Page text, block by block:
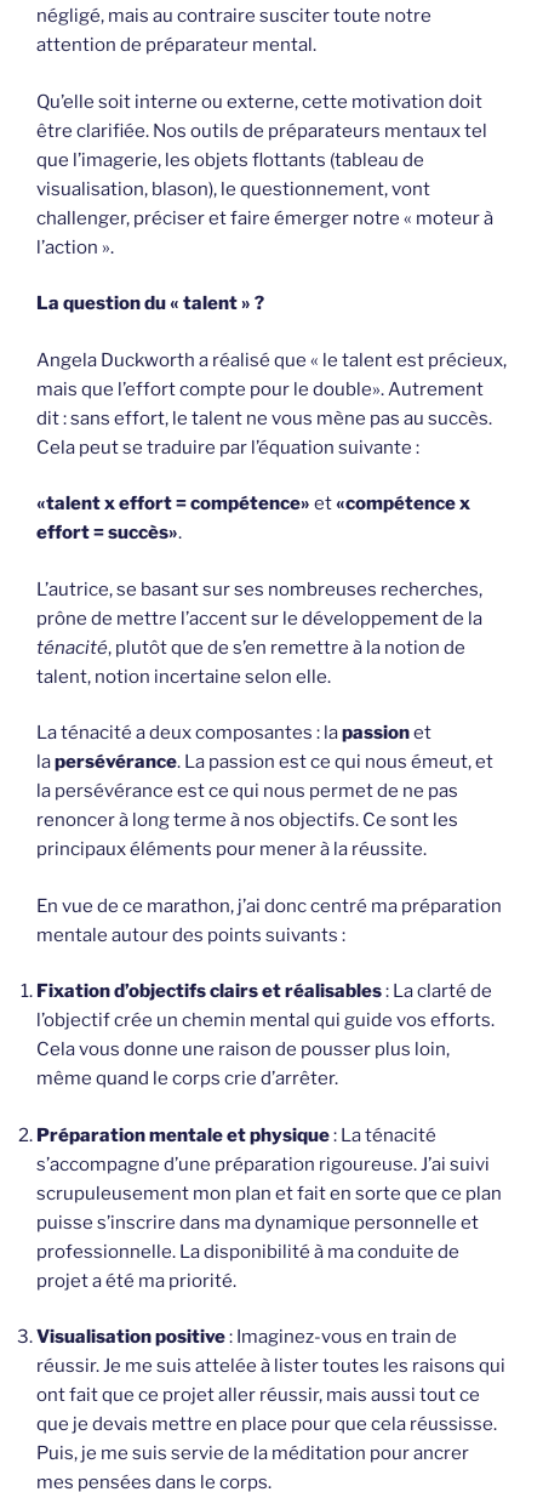
négligé, mais au contraire susciter toute notre
attention de préparateur mental.
Qu’elle soit interne ou externe, cette motivation doit
être clarifiée. Nos outils de préparateurs mentaux tel
que l’imagerie, les objets flottants (tableau de
visualisation, blason), le questionnement, vont
challenger, préciser et faire émerger notre « moteur à
l’action ».
La question du « talent » ?
Angela Duckworth a réalisé que « le talent est précieux,
mais que l’effort compte pour le double». Autrement
dit : sans effort, le talent ne vous mène pas au succès.
Cela peut se traduire par l’équation suivante :
«talent x effort = compétence» et«compétence x
effort = succès».
L’autrice, se basant sur ses nombreuses recherches,
prône de mettre l’accent sur le développement de la
ténacité, plutôt que de s’en remettre à la notion de
talent, notion incertaine selon elle.
La ténacité a deux composantes : lapassionet
lapersévérance. La passion est ce qui nous émeut, et
la persévérance est ce qui nous permet de ne pas
renoncer à long terme à nos objectifs. Ce sont les
principaux éléments pour mener à la réussite.
En vue de ce marathon, j’ai donc centré ma préparation
mentale autour des points suivants :
Fixation d’objectifs clairs et réalisables: La clarté de
l’objectif crée un chemin mental qui guide vos efforts.
Cela vous donne une raison de pousser plus loin,
même quand le corps crie d’arrêter.
Préparation mentale et physique: La ténacité
s’accompagne d’une préparation rigoureuse. J’ai suivi
scrupuleusement mon plan et fait en sorte que ce plan
puisse s’inscrire dans ma dynamique personnelle et
professionnelle. La disponibilité à ma conduite de
projet a été ma priorité.
Visualisation positive: Imaginez-vous en train de
réussir. Je me suis attelée à lister toutes les raisons qui
ont fait que ce projet aller réussir, mais aussi tout ce
que je devais mettre en place pour que cela réussisse.
Puis, je me suis servie de la méditation pour ancrer
mes pensées dans le corps.